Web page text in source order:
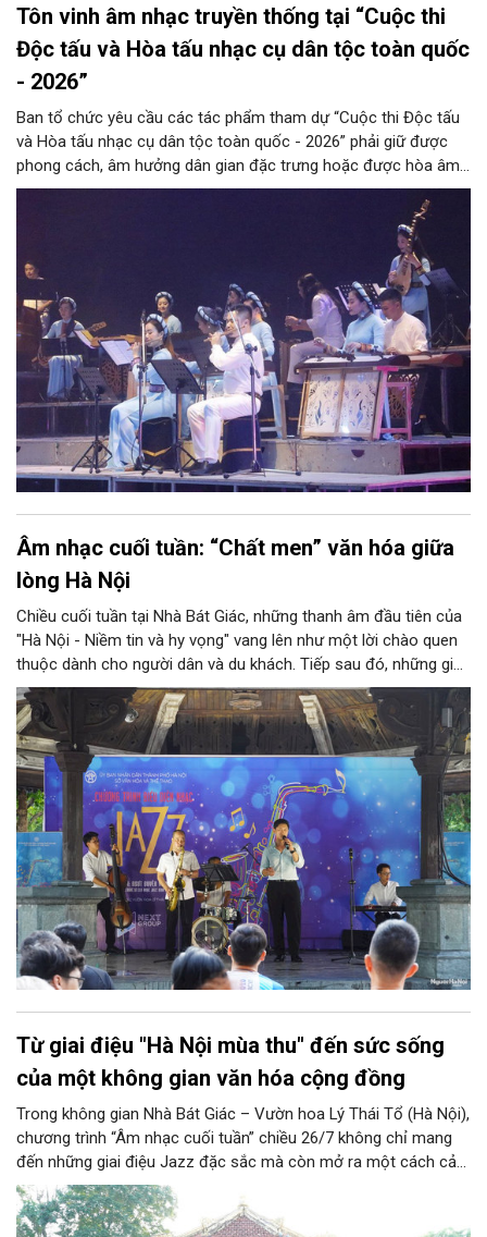
Tôn vinh âm nhạc truyền thống tại “Cuộc thi
Độc tấu và Hòa tấu nhạc cụ dân tộc toàn quốc
- 2026”
Ban tổ chức yêu cầu các tác phẩm tham dự “Cuộc thi Độc tấu
và Hòa tấu nhạc cụ dân tộc toàn quốc - 2026” phải giữ được
phong cách, âm hưởng dân gian đặc trưng hoặc được hòa âm,
phối khí mới trên nền tảng làn điệu âm nhạc truyền thống Việt
Nam, đồng thời phải được trình diễn trực tiếp bằng nhạc cụ dân
Âm nhạc cuối tuần: “Chất men” văn hóa giữa
lòng Hà Nội
Chiều cuối tuần tại Nhà Bát Giác, những thanh âm đầu tiên của
"Hà Nội - Niềm tin và hy vọng" vang lên như một lời chào quen
thuộc dành cho người dân và du khách. Tiếp sau đó, những giai
điệu jazz kinh điển của thế giới lần lượt cất lên qua phần biểu
diễn của NSƯT Quyền Văn Minh và các nghệ sĩ Bình Minh Jazz
Club, mở ra một không gian âm nhạc giàu cảm xúc ngay giữa
trung tâm Thủ đô.
Từ giai điệu "Hà Nội mùa thu" đến sức sống
của một không gian văn hóa cộng đồng
Trong không gian Nhà Bát Giác – Vườn hoa Lý Thái Tổ (Hà Nội),
chương trình “Âm nhạc cuối tuần” chiều 26/7 không chỉ mang
đến những giai điệu Jazz đặc sắc mà còn mở ra một cách cảm
nhận mới về Hà Nội. Điểm nhấn của chương trình là ca khúc “Hà
Nội mùa thu” của nhạc sĩ Vũ Thanh đã đưa hình ảnh Thủ đô